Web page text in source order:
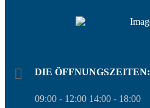
DIE ÖFFNUNGSZEITEN:
09:00 - 12:00 14:00 - 18:00